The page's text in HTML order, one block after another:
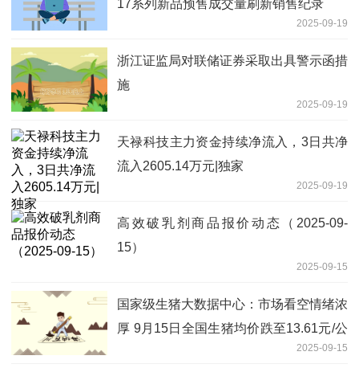
17系列新品预售成交量刷新销售纪录
2025-09-19
浙江证监局对联储证券采取出具警示函措
施
2025-09-19
天禄科技主力资金持续净流入，3日共净
流入2605.14万元|独家
2025-09-19
高效破乳剂商品报价动态（2025-09-
15）
2025-09-15
国家级生猪大数据中心：市场看空情绪浓
厚 9月15日全国生猪均价跌至13.61元/公
2025-09-15